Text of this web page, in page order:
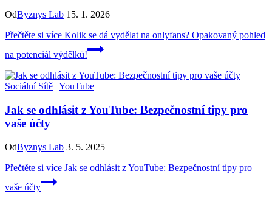
OdByznys Lab 15. 1. 2026
Přečtěte si více Kolik se dá vydělat na onlyfans? Opakovaný pohled
na potenciál výdělků!
Sociální Sítě | YouTube
Jak se odhlásit z YouTube: Bezpečnostní tipy pro
vaše účty
OdByznys Lab 3. 5. 2025
Přečtěte si více Jak se odhlásit z YouTube: Bezpečnostní tipy pro
vaše účty